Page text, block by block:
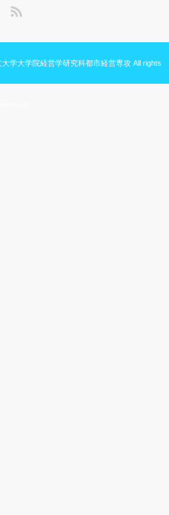
学大学院経営学研究科都市経営専攻 All rights